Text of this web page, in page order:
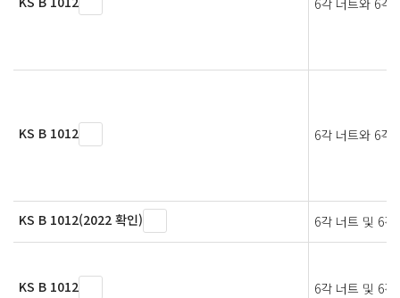
KS B 1012 6각 너트와 6각
KS B 1012(2022 확인) 6각 너트 및 6각
KS B 1012 6각 너트 및 6각